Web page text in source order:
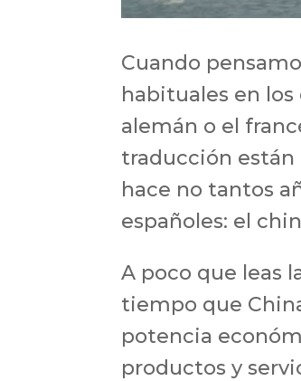
Cuando
habituales en
alemán o el
traducción
hace no tantos
españoles: el
A poco que leas
tiempo que
potencia
productos y